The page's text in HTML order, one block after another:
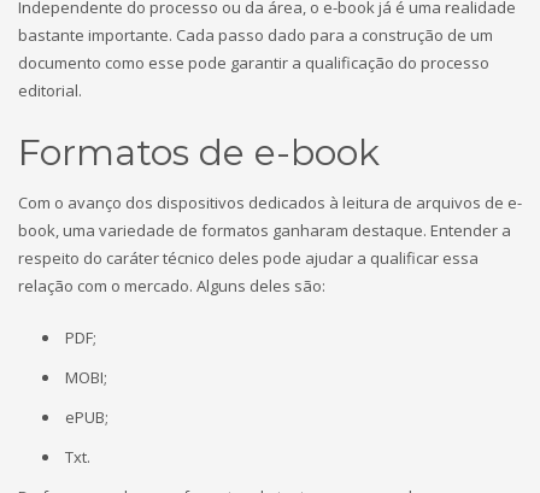
Independente do processo ou da área, o e-book já é uma realidade
bastante importante. Cada passo dado para a construção de um
documento como esse pode garantir a qualificação do processo
editorial.
Formatos de e-book
Com o avanço dos dispositivos dedicados à leitura de arquivos de e-
book, uma variedade de formatos ganharam destaque. Entender a
respeito do caráter técnico deles pode ajudar a qualificar essa
relação com o mercado. Alguns deles são:
PDF;
MOBI;
ePUB;
Txt.